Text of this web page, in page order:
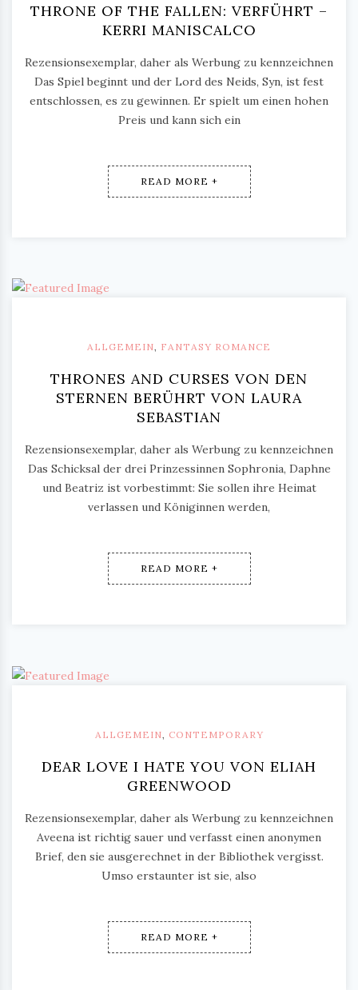
THRONE OF THE FALLEN: VERFÜHRT –
KERRI MANISCALCO
Rezensionsexemplar, daher als Werbung zu kennzeichnen
Das Spiel beginnt und der Lord des Neids, Syn, ist fest
entschlossen, es zu gewinnen. Er spielt um einen hohen
Preis und kann sich ein
READ MORE +
ALLGEMEIN, FANTASY ROMANCE
THRONES AND CURSES VON DEN
STERNEN BERÜHRT VON LAURA
SEBASTIAN
Rezensionsexemplar, daher als Werbung zu kennzeichnen
Das Schicksal der drei Prinzessinnen Sophronia, Daphne
und Beatriz ist vorbestimmt: Sie sollen ihre Heimat
verlassen und Königinnen werden,
READ MORE +
ALLGEMEIN CONTEMPORARY
DEAR LOVE I HATE YOU VON ELIAH
GREENWOOD
Rezensionsexemplar, daher als Werbung zu kennzeichnen
Aveena ist richtig sauer und verfasst einen anonymen
Brief, den sie ausgerechnet in der Bibliothek vergisst.
Umso erstaunter ist sie, also
READ MORE +